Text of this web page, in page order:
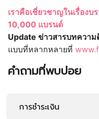
เราคือเชี่ยวชาญในเรื่อง
10,000 แบรนด์
Update ข่าวสารบทความ
แบบที่หลากหลายที่
คำถามที่พบบ่อย
การชำระเงิน